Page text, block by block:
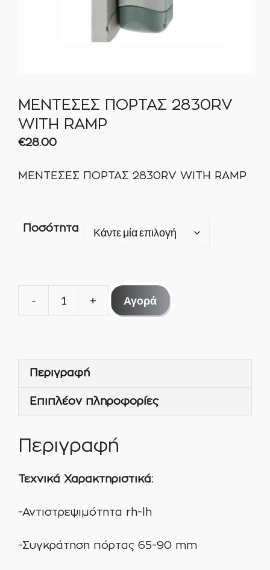
ΜΕΝΤΕΣΕΣ ΠΟΡΤΑΣ 2830RV
WITH RAMP
€28.00
ΜΕΝΤΕΣΕΣ ΠΟΡΤΑΣ 2830RV WITH RAMP
Ποσότητα
ΜΕΝΤΕΣΕΣ
WITH
ποσότητα
Αγορά
Περιγραφή
Επιπλέον πληροφορίες
Περιγραφή
Τεχνικά Χαρακτηριστικά:
-Αντιστρεψιμότητα rh-lh
-Συγκράτηση πόρτας 65-90 mm